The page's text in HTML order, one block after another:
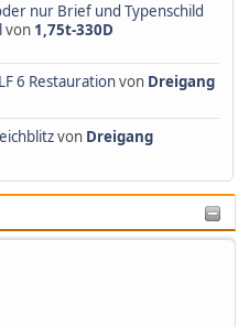
nur Brief und Typenschild
von 1,75t-330D
6 Restaurationvon Dreigang
von Dreigang